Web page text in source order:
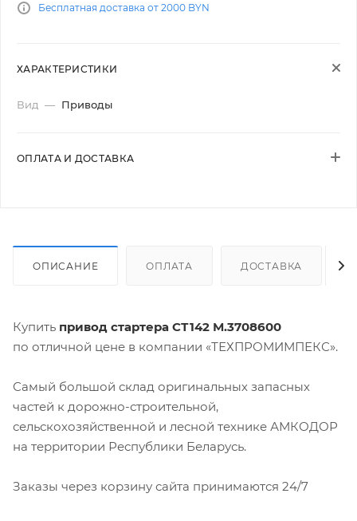
Бесплатная доставка от 2000 BYN
ХАРАКТЕРИСТИКИ
Вид — Приводы
ОПЛАТА И ДОСТАВКА
ОПИСАНИЕ ОПЛАТА ДОСТАВКА
Купить привод стартера СТ142 М.3708600
по отличной цене в компании «ТЕХПРОМИМПЕКС».
Самый большой склад оригинальных запасных
частей к дорожно-строительной,
сельскохозяйственной и лесной технике АМКОДОР
на территории Республики Беларусь.
Заказы через корзину сайта принимаются 24/7